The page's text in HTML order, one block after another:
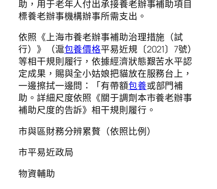
助，用于老年人付出承接養老辦事補助項目
標養老辦事機構辦事所需支出。
依照《上海市養老辦事補助治理措施（試
行）》（滬包養價格平易近規〔2021〕7號）
等相干規則履行，依據經濟狀態艱苦水平認
定成果，賜與全小姑娘把貓放在服務台上，
一邊擦拭一邊問：「有帶額包養或部門補
助。詳細尺度依照《關于調劑本市養老辦事
補助尺度的告訴》相干規則履行。
市與區財務分辨累贅（依照比例）
市平易近政局
物資輔助